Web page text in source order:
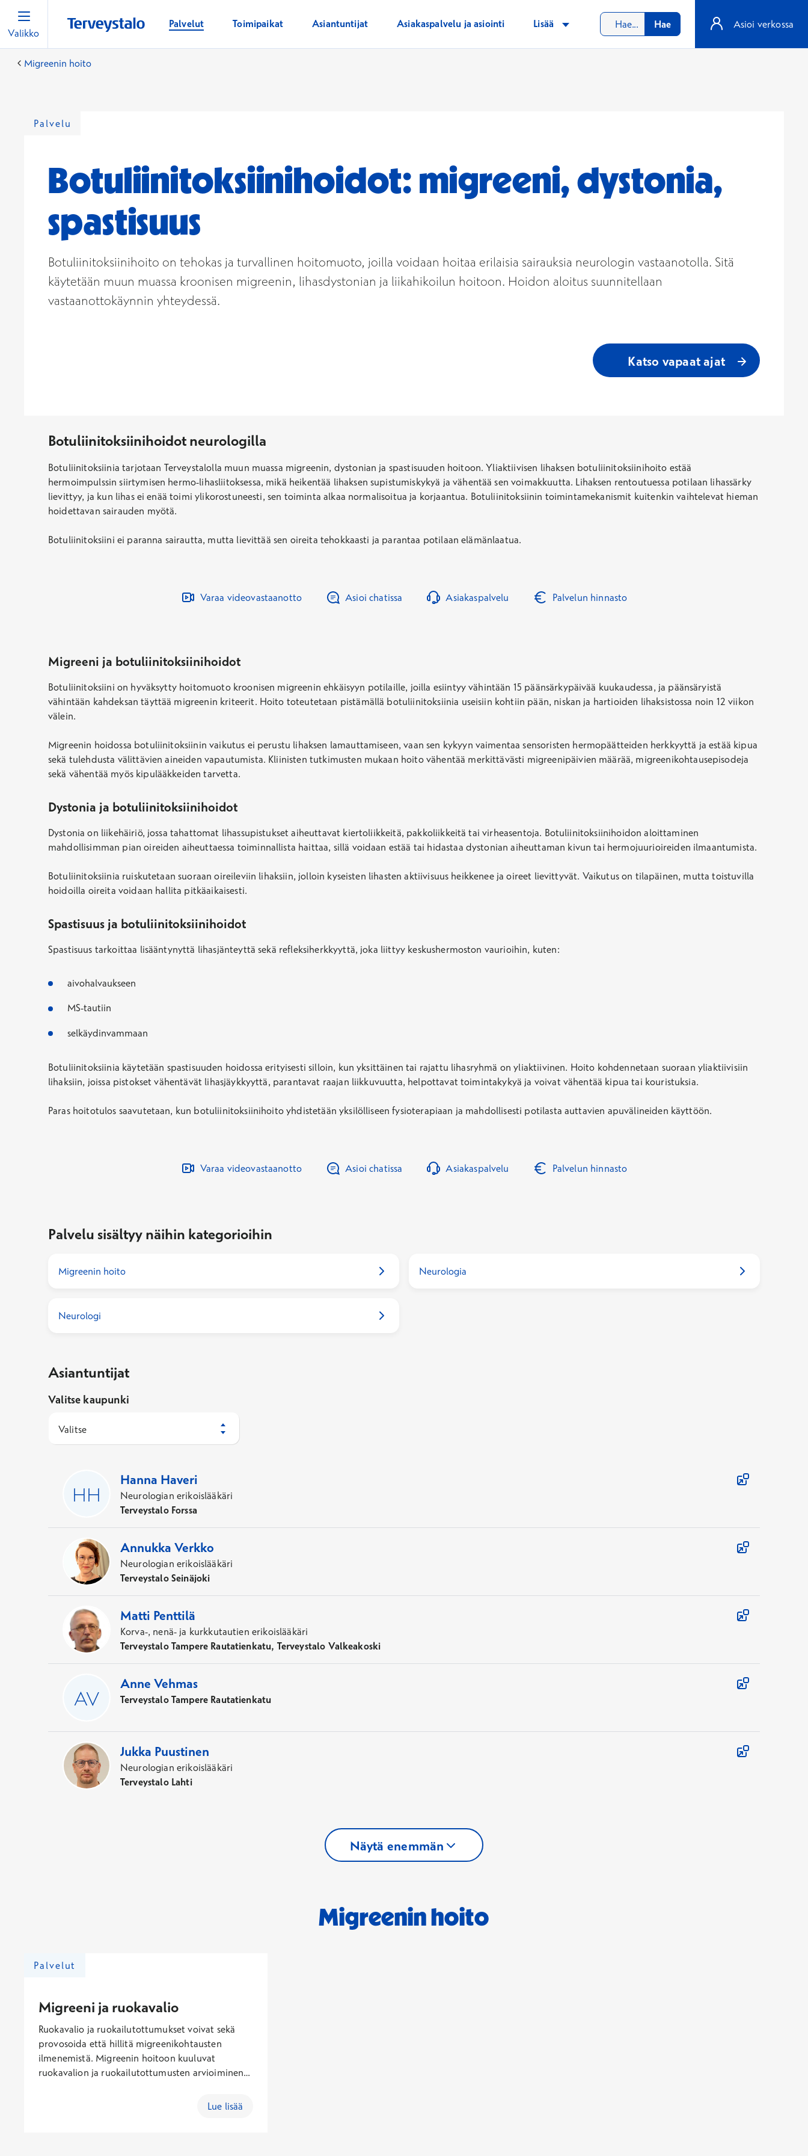
Valikko
Palvelut Toimipaikat Asiantuntijat Asiakaspalvelu ja asiointi Lisää Hae Asioi verkossa
Migreenin hoito
Palvelu
Botuliinitoksiinihoidot: migreeni, dystonia,
spastisuus
Botuliinitoksiinihoito on tehokas ja turvallinen hoitomuoto, joilla voidaan hoitaa erilaisia sairauksia neurologin vastaanotolla. Sitä
käytetään muun muassa kroonisen migreenin, lihasdystonian ja liikahikoilun hoitoon. Hoidon aloitus suunnitellaan
vastaanottokäynnin yhteydessä.
Katso vapaat ajat
Botuliinitoksiinihoidot neurologilla
Botuliinitoksiinia tarjotaan Terveystalolla muun muassa migreenin, dystonian ja spastisuuden hoitoon. Yliaktiivisen lihaksen botuliinitoksiinihoito estää
hermoimpulssin siirtymisen hermo-lihasliitoksessa, mikä heikentää lihaksen supistumiskykyä ja vähentää sen voimakkuutta. Lihaksen rentoutuessa potilaan lihassärky
lievittyy, ja kun lihas ei enää toimi ylikorostuneesti, sen toiminta alkaa normalisoitua ja korjaantua. Botuliinitoksiinin toimintamekanismit kuitenkin vaihtelevat hieman
hoidettavan sairauden myötä.
Botuliinitoksiini ei paranna sairautta, mutta lievittää sen oireita tehokkaasti ja parantaa potilaan elämänlaatua.
Varaa videovastaanotto Asioi chatissa Asiakaspalvelu Palvelun hinnasto
Migreeni ja botuliinitoksiinihoidot
Botuliinitoksiini on hyväksytty hoitomuoto kroonisen migreenin ehkäisyyn potilaille, joilla esiintyy vähintään 15 päänsärkypäivää kuukaudessa, ja päänsäryistä
vähintään kahdeksan täyttää migreenin kriteerit. Hoito toteutetaan pistämällä botuliinitoksiinia useisiin kohtiin pään, niskan ja hartioiden lihaksistossa noin 12 viikon
välein.
Migreenin hoidossa botuliinitoksiinin vaikutus ei perustu lihaksen lamauttamiseen, vaan sen kykyyn vaimentaa sensoristen hermopäätteiden herkkyyttä ja estää kipua
sekä tulehdusta välittävien aineiden vapautumista. Kliinisten tutkimusten mukaan hoito vähentää merkittävästi migreenipäivien määrää, migreenikohtausepisodeja
sekä vähentää myös kipulääkkeiden tarvetta.
Dystonia ja botuliinitoksiinihoidot
Dystonia on liikehäiriö, jossa tahattomat lihassupistukset aiheuttavat kiertoliikkeitä, pakkoliikkeitä tai virheasentoja. Botuliinitoksiinihoidon aloittaminen
mahdollisimman pian oireiden aiheuttaessa toiminnallista haittaa, sillä voidaan estää tai hidastaa dystonian aiheuttaman kivun tai hermojuurioireiden ilmaantumista.
Botuliinitoksiinia ruiskutetaan suoraan oireileviin lihaksiin, jolloin kyseisten lihasten aktiivisuus heikkenee ja oireet lievittyvät. Vaikutus on tilapäinen, mutta toistuvilla
hoidoilla oireita voidaan hallita pitkäaikaisesti.
Spastisuus ja botuliinitoksiinihoidot
Spastisuus tarkoittaa lisääntynyttä lihasjänteyttä sekä refleksiherkkyyttä, joka liittyy keskushermoston vaurioihin, kuten:
aivohalvaukseen
MS-tautiin
selkäydinvammaan
Botuliinitoksiinia käytetään spastisuuden hoidossa erityisesti silloin, kun yksittäinen tai rajattu lihasryhmä on yliaktiivinen. Hoito kohdennetaan suoraan yliaktiivisiin
lihaksiin, joissa pistokset vähentävät lihasjäykkyyttä, parantavat raajan liikkuvuutta, helpottavat toimintakykyä ja voivat vähentää kipua tai kouristuksia.
Paras hoitotulos saavutetaan, kun botuliinitoksiinihoito yhdistetään yksilölliseen fysioterapiaan ja mahdollisesti potilasta auttavien apuvälineiden käyttöön.
Varaa videovastaanotto Asioi chatissa Asiakaspalvelu Palvelun hinnasto
Palvelu sisältyy näihin kategorioihin
Migreenin hoito Neurologia
Neurologi
Asiantuntijat
Valitse kaupunki
Valitse
Hanna Haveri
Neurologian erikoislääkäri
Terveystalo Forssa
Annukka Verkko
Neurologian erikoislääkäri
Terveystalo Seinäjoki
Matti Penttilä
Korva-, nenä- ja kurkkutautien erikoislääkäri
Terveystalo Tampere Rautatienkatu, Terveystalo Valkeakoski
Anne Vehmas
Terveystalo Tampere Rautatienkatu
Jukka Puustinen
Neurologian erikoislääkäri
Terveystalo Lahti
Näytä enemmän
Migreenin hoito
Palvelut
Migreeni ja ruokavalio
Ruokavalio ja ruokailutottumukset voivat sekä
provosoida että hillitä migreenikohtausten
ilmenemistä. Migreenin hoitoon kuuluvat
ruokavalion ja ruokailutottumusten arvioiminen
sisällään esimerkiksi lääkkeettömän estohoidon,
Lue lisää